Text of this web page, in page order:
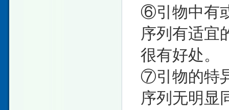
⑥引物中有
序列有适宜
很有好处。
⑦引物的特
序列无明显